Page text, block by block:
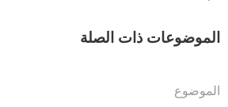
الموضوعات ذات الصلة
الموضوع